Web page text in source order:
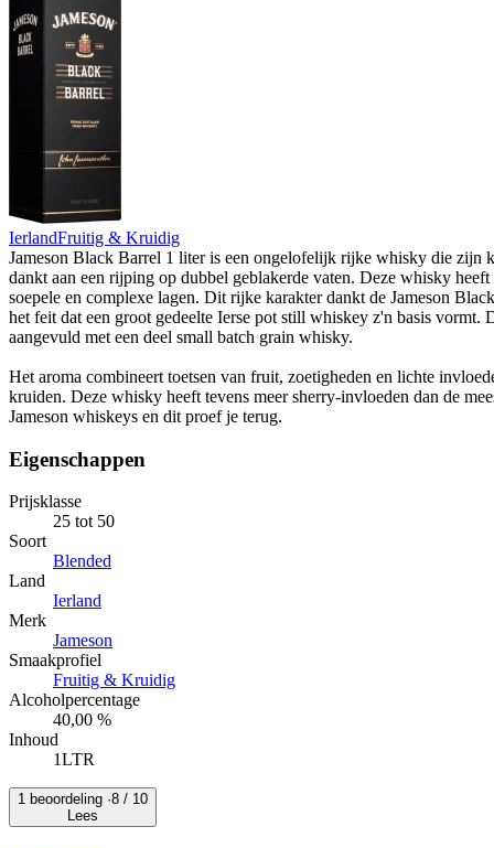
IerlandFruitig & Kruidig
Jameson Black Barrel 1 liter is een ongelofelijk rijke whisky die zijn
dankt aan een rijping op dubbel geblakerde vaten. Deze whisky heeft
soepele en complexe lagen. Dit rijke karakter dankt de Jameson
het feit dat een groot gedeelte Ierse pot still whiskey z'n basis vormt.
aangevuld met een deel small batch grain whisky.
Het aroma combineert toetsen van fruit, zoetigheden en lichte
kruiden. Deze whisky heeft tevens meer sherry-invloeden dan de
Jameson whiskeys en dit proef je terug.
Eigenschappen
Prijsklasse
25 tot 50
Soort
Blended
Land
Ierland
Merk
Jameson
Smaakprofiel
Fruitig & Kruidig
Alcoholpercentage
40,00 %
Inhoud
1LTR
1 beoordeling ·8 / 10
Lees